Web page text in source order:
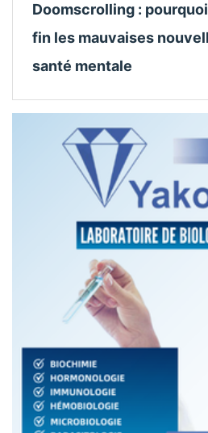
Doomscrolling :
fin les mauvaises
santé mentale